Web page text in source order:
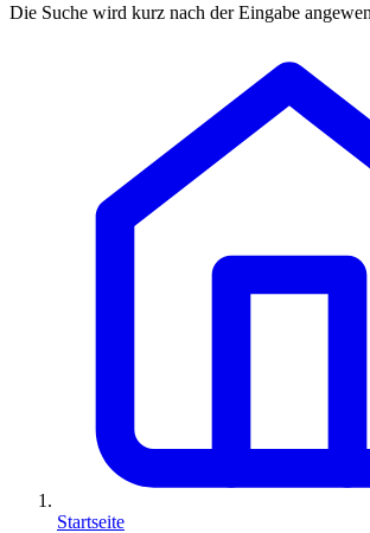
Die Suche wird kurz nach der Eingabe
Startseite